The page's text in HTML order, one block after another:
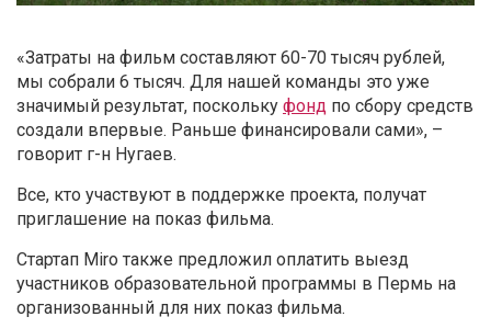
«Затраты на фильм составляют 60-70 тысяч рублей,
мы собрали 6 тысяч. Для нашей команды это уже
значимый результат, поскольку фонд по сбору средств
создали впервые. Раньше финансировали сами», –
говорит г-н Нугаев.
Все, кто участвуют в поддержке проекта, получат
приглашение на показ фильма.
Стартап Miro также предложил оплатить выезд
участников образовательной программы в Пермь на
организованный для них показ фильма.